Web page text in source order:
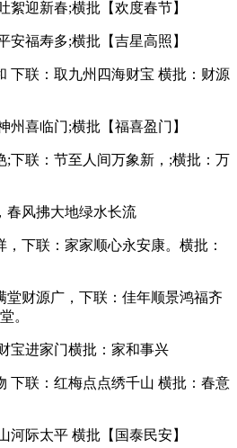
絮迎新春;横批【欢度春节】
安福寿多;横批【吉星高照】
下联：取九州四海财宝 横批：财源
州喜临门;横批【福喜盈门】
;下联：节至人间万象新，;横批：万
春风拂大地绿水长流
，下联：家家顺心永安康。横批：
堂财源广，下联：佳年顺景鸿福齐
。
宝进家门横批：家和事兴
下联：红梅点点绣千山 横批：春意
河际太平 横批【国泰民安】